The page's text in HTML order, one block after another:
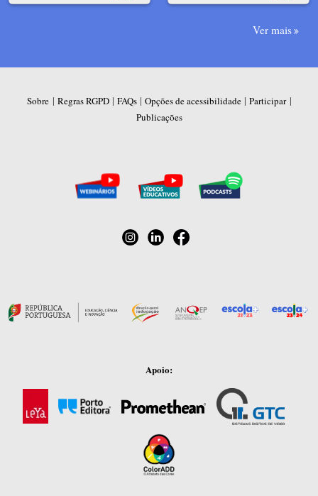
Ver mais
Sobre | Regras RGPD| FAQs| Opções de acessibilidade| Participar|
Publicações
Apoio: